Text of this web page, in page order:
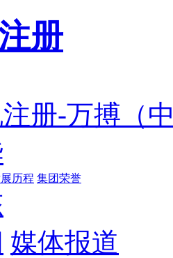
册
册-万搏（
历程 集团荣誉
媒体报道